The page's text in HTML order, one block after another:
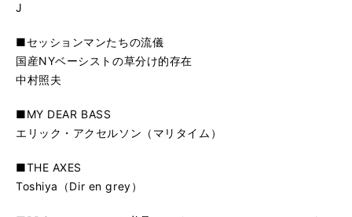
J
■セッションマンたちの流儀
国産NYベーシストの草分け的存在
中村照夫
■MY DEAR BASS
エリック・アクセルソン（マリタイム）
■THE AXES
Toshiya（Dir en grey）